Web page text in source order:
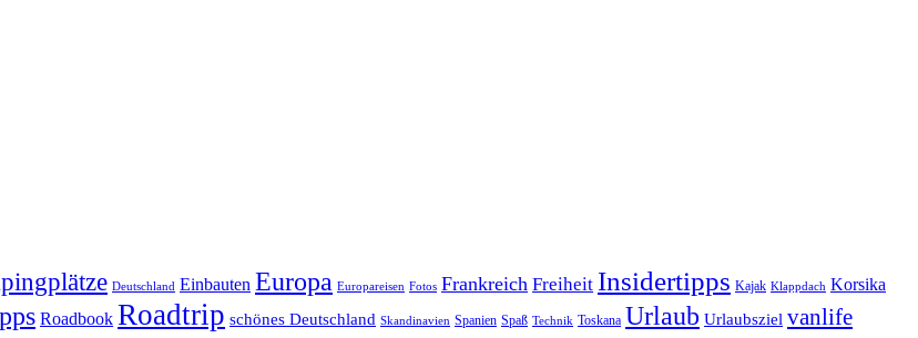
Deutschland Einbauten Europa Europareisen Fotos Frankreich Freiheit Insidertipps Kajak Klappdach Korsika
Roadbook Roadtrip schönes Deutschland Skandinavien Spanien Spaß Technik Toskana Urlaub Urlaubsziel vanlife